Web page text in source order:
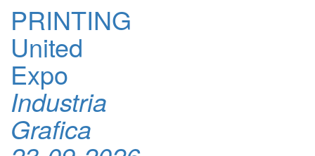
PRINTING
United
Expo
Industria
Grafica